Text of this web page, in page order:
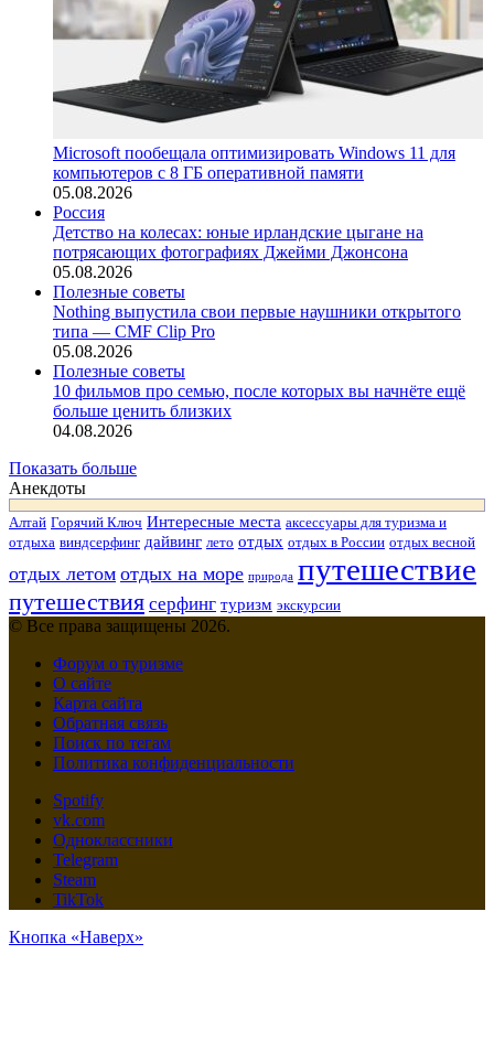
Microsoft пообещала оптимизировать Windows 11 для
компьютеров с 8 ГБ оперативной памяти
05.08.2026
Россия
Детство на колесах: юные ирландские цыгане на
потрясающих фотографиях Джейми Джонсона
05.08.2026
Полезные советы
Nothing выпустила свои первые наушники открытого
типа — CMF Clip Pro
05.08.2026
Полезные советы
10 фильмов про семью, после которых вы начнёте ещё
больше ценить близких
04.08.2026
Показать больше
Анекдоты
Алтай Горячий Ключ Интересные места аксессуары для туризма и
отдыха виндсерфинг дайвинг лето отдых отдых в России отдых весной
отдых летом отдых на море природа путешествие
путешествия серфинг туризм экскурсии
© Все права защищены 2026.
Форум о туризме
О сайте
Карта сайта
Обратная связь
Поиск по тегам
Политика конфиденциальности
Spotify
vk.com
Одноклассники
Telegram
Steam
TikTok
Кнопка «Наверх»